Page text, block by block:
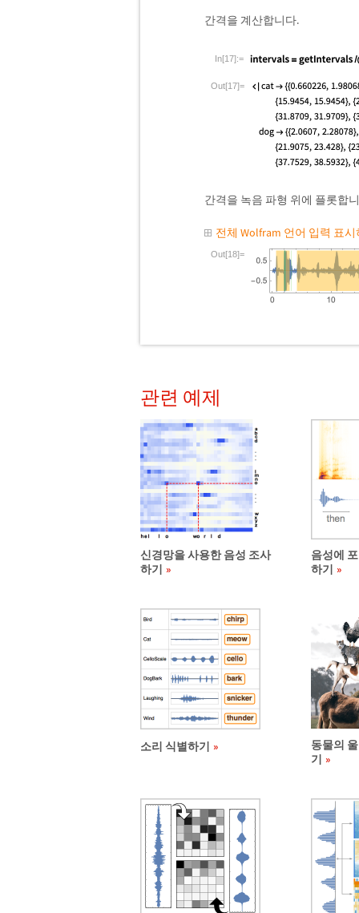
간격을 계산합니다.
In[17]:=
Out[17]=
간격을 녹음 파형 위에 플롯합
전체 Wolfram 언어 입력 표
Out[18]=
관련 예제
신경망을 사용한 음성 조사
하기
음성에
하기
소리 식별하기
동물의
기